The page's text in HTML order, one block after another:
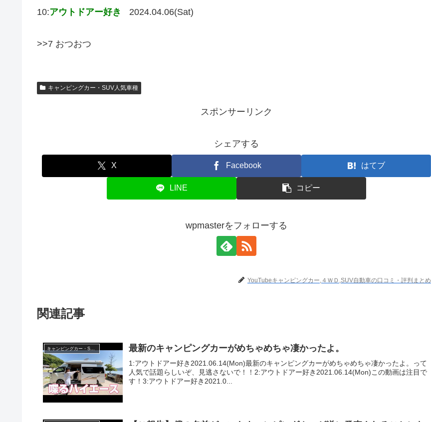
10:アウトドアー好き 2024.04.06(Sat)
>>7 おつおつ
キャンピングカー・SUV人気車種
スポンサーリンク
シェアする
X Facebook はてブ
LINE コピー
wpmasterをフォローする
YouTubeキャンピングカー,４ＷＤ,SUV自動車の口コミ・評判まとめ
関連記事
最新のキャンピングカーがめちゃめちゃ凄かったよ。
1:アウトドアー好き2021.06.14(Mon)最新のキャンピングカーがめちゃめちゃ凄かったよ。って
人気で話題らしいぞ、見逃さないで！！2:アウトドアー好き2021.06.14(Mon)この動画は注目で
す！3:アウトドアー好き2021.0...